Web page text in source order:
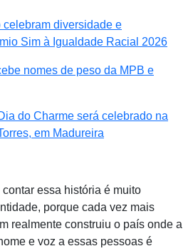
celebram diversidade e
Sim à Igualdade Racial 2026
nomes de peso da MPB e
do Charme será celebrado na
em Madureira
essa história é muito
porque cada vez mais
realmente construiu o país onde a
e voz a essas pessoas é